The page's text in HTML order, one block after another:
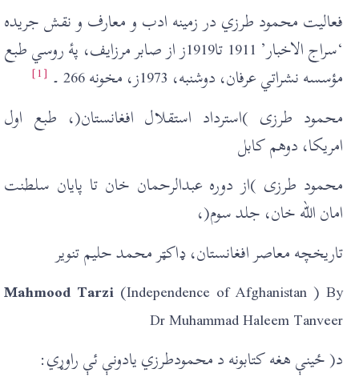
فعاليت محمود طرزي در زمينه ادب و معارف و نقش جريده
‘سراج الاخبار’ 1911 تا1919ز از صابر مرزايف، پۀ روسي طبع
مؤسسه نشراتي عرفان، دوشنبه، 1973ز، مخونه 266 ۔
[1]
محمود طرزی )استرداد استقلال افغانستان(، طبع اول
امريکا، دوهم کابل
محمود طرزی )از دوره عبدالرحمان خان تا پايان سلطنت
امان الله خان، جلد سوم(،
تاريخچه معاصر افغانستان، ډاکټر محمد حليم تنوير
Mahmood Tarzi(Independence of Afghanistan ) By
Dr Muhammad Haleem Tanveer
د( ځينې هغه کتابونه د محمودطرزي يادونې ئې راوړي: